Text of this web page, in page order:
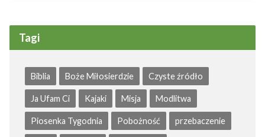
Tagi
Biblia Boże Miłosierdzie Czyste źródło
Ja Ufam Ci Kajaki Misja Modlitwa
Piosenka Tygodnia Pobożność przebaczenie